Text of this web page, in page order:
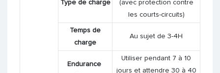
Type de charge
(avec protection contre
les courts-circuits)
Temps de
charge
Au sujet de 3-4H
Endurance
Utiliser pendant 7 à 10
jours et attendre 30 à 40